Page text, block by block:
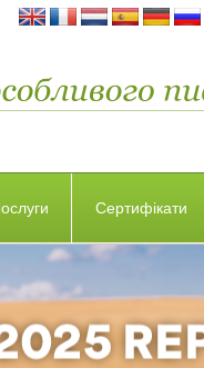
Сертифікати